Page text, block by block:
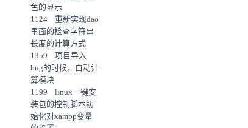
色的显示
1124 重新实现dao
里面的检查字符串
长度的计算方式
1359 项目导入
bug的时候，自动计
算模块
1199 linux一键安
装包的控制脚本初
始化对xampp变量